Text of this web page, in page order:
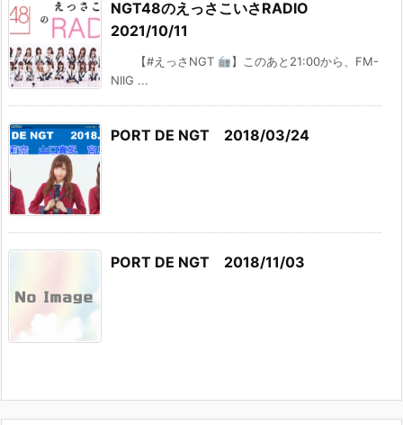
NGT48のえっさこいさRADIO
2021/10/11
【#えっさNGT
】このあと21:00から、FM-
NIIG ...
PORT DE NGT 2018/03/24
PORT DE NGT 2018/11/03